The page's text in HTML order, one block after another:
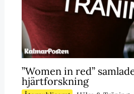
”Women in red”
hjärtforskning